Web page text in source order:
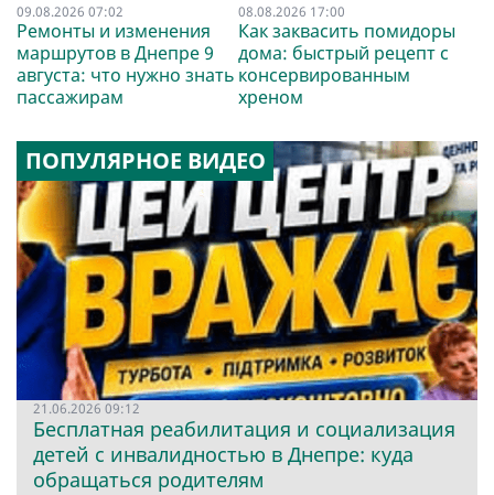
09.08.2026 07:02
Ремонты и изменения
маршрутов в Днепре 9
августа: что нужно знать
пассажирам
08.08.2026 17:00
Как заквасить помидоры
дома: быстрый рецепт с
консервированным
хреном
ПОПУЛЯРНОЕ ВИДЕО
21.06.2026 09:12
Бесплатная реабилитация и социализация
детей с инвалидностью в Днепре: куда
обращаться родителям